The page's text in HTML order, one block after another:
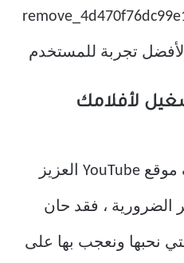
لأفلامك
الآن وبعد أن قمنا بتنظيف موقع YouTube العزيز
الضرورية ، فقد حان
نحبها ونعجب بها على